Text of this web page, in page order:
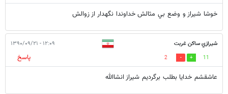
خوشا شيراز و وضع بي مثالش خداوندا نگهدار از زوالش
شيرازي ساكن غربت ۱۲:۰۹ - ۱۳۹۰/۰۹/۲۱
11
2
پاسخ
عاشقشم خدايا بطلب برگرديم شيراز انشاالله